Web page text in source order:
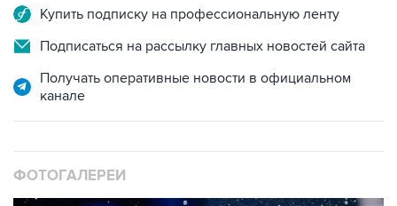
Купить подписку на профессиональную ленту
Подписаться на рассылку главных новостей сайта
Получать оперативные новости в официальном
канале
ФОТОГАЛЕРЕИ